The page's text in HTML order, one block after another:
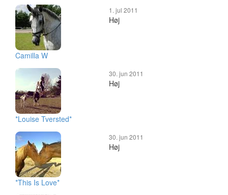
Camilla W
1. jul 2011
Høj
*Louise Tversted*
30. jun 2011
Høj
*This Is Love*
30. jun 2011
Høj